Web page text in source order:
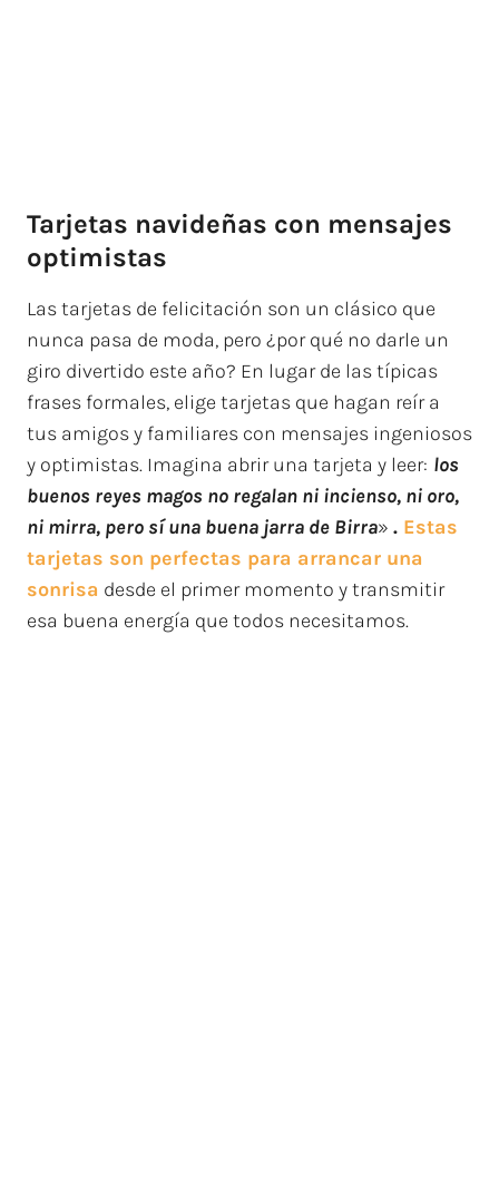
Tarjetas navideñas con mensajes
optimistas
Las tarjetas de felicitación son un clásico que
nunca pasa de moda, pero ¿por qué no darle un
giro divertido este año? En lugar de las típicas
frases formales, elige tarjetas que hagan reír a
tus amigos y familiares con mensajes ingeniosos
y optimistas. Imagina abrir una tarjeta y leer: los
buenos reyes magos no regalan ni incienso, ni oro,
ni mirra, pero sí una buena jarra de Birra» . Estas
tarjetas son perfectas para arrancar una
sonrisa desde el primer momento y transmitir
esa buena energía que todos necesitamos.